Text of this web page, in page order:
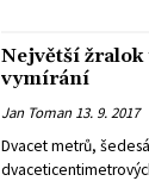
Největší
vymírání
Jan Toman 13. 9. 2017
Dvacet metrů,